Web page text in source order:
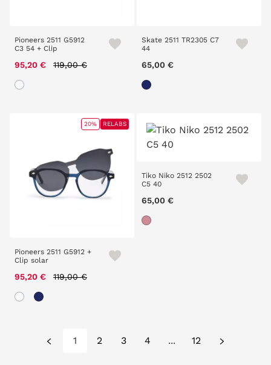
Pioneers 2511 G5912
C3 54 + Clip
95,20 € Price reduced from
119,00 €
Skate 2511 TR2305 C7
44
65,00 €
Pioneers 2511 G5912 +
Clip solar
95,20 € Price reduced from
119,00 €
20% RELABS
Tiko Niko 2512 2502
C5 40
65,00 €
1 2 3 4 ... 12